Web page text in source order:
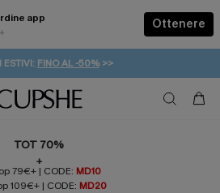
app Ottenere
DA VACANZA | ACQUISTA
ESTIVI: FINO AL -50%>>
GRATUITA DA 49€
I NUOVI: 20% DI SCONTO*
TOT 70%
+
79€+ | CODE: MD10
109€+ | CODE: MD20